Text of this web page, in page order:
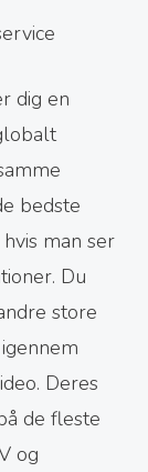
dig en
bedste
man ser
Du
store
Deres
de fleste
og